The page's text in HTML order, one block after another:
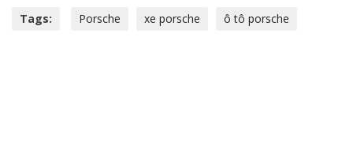
Tags: Porsche xe porsche ô tô porsche